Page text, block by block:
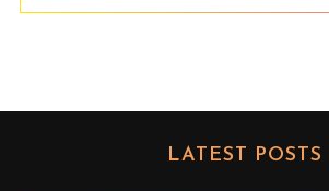
LATEST POSTS